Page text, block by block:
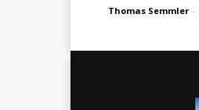
Thomas Semmler -